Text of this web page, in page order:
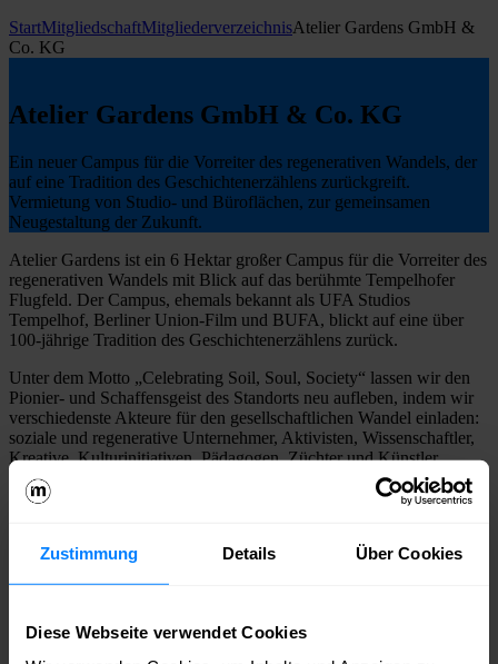
Zustimmung Details Über Cookies
Diese Webseite verwendet Cookies
StartMitgliedschaftMitgliederverzeichnisAtelier Gardens GmbH &
Co. KG
Atelier Gardens GmbH & Co. KG
Ein neuer Campus für die Vorreiter des regenerativen Wandels, der
auf eine Tradition des Geschichtenerzählens zurückgreift.
Vermietung von Studio- und Büroflächen, zur gemeinsamen
Neugestaltung der Zukunft.
Atelier Gardens ist ein 6 Hektar großer Campus für die Vorreiter des
regenerativen Wandels mit Blick auf das berühmte Tempelhofer
Flugfeld. Der Campus, ehemals bekannt als UFA Studios
Tempelhof, Berliner Union-Film und BUFA, blickt auf eine über
100-jährige Tradition des Geschichtenerzählens zurück.
Unter dem Motto „Celebrating Soil, Soul, Society“ lassen wir den
Pionier- und Schaffensgeist des Standorts neu aufleben, indem wir
verschiedenste Akteure für den gesellschaftlichen Wandel einladen:
soziale und regenerative Unternehmer, Aktivisten, Wissenschaftler,
Kreative, Kulturinitiativen, Pädagogen, Züchter und Künstler
können im Atelier Gardens arbeiten, lernen und zusammenarbeiten.
Wir vermieten Studio- und Büroflächen, zur gemeinsamen
Deine Ansprechperson